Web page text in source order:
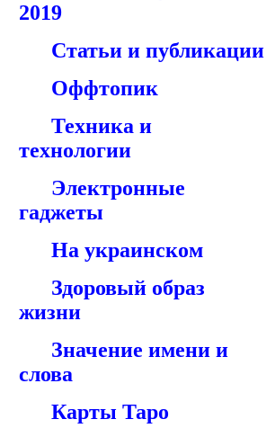
2019
Статьи и публикации
Оффтопик
Техника и
технологии
Электронные
гаджеты
На украинском
Здоровый образ
жизни
Значение имени и
слова
Карты Таро